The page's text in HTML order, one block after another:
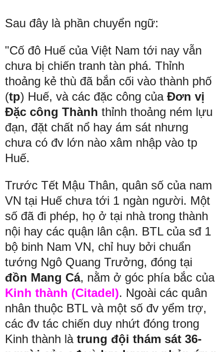
Sau đây là phần chuyển ngữ:
"Cố đô Huế của Việt Nam tới nay vẫn
chưa bị chiến tranh tàn phá. Thỉnh
thoảng kẻ thù đã bắn cối vào thành phố
(tp) Huế, và các đặc công của Đơn vị
Đặc công Thành thỉnh thoảng ném lựu
đạn, đặt chất nổ hay ám sát nhưng
chưa có đv lớn nào xâm nhập vào tp
Huế.
Trước Tết Mậu Thân, quân số của nam
VN tại Huế chưa tới 1 ngàn người. Một
số đã đi phép, họ ở tại nhà trong thành
nội hay các quận lân cận. BTL của sđ 1
bộ binh Nam VN, chỉ huy bởi chuẩn
tướng Ngô Quang Trưởng, đóng tại
đồn Mang Cá, nằm ở góc phía bắc của
Kinh thành (Citadel). Ngoài các quân
nhân thuộc BTL và một số đv yểm trợ,
các đv tác chiến duy nhứt đóng trong
Kinh thành là trung đội thám sát 36-